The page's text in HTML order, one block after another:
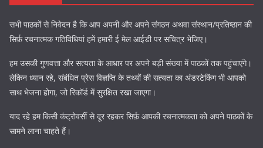
सभी पाठकों से निवेदन है कि आप अपनी और अपने संगठन अथवा संस्थान/प्रतिष्ठान की
सिर्फ़ रचनात्मक गतिविधियां हमें हमारी ई मेल आईडी पर सचित्र भेजिए।
हम उसकी गुणवत्ता और सत्यता के आधार पर अपने बड़ी संख्या में पाठकों तक पहुंचाएंगे।
लेकिन ध्यान रहे, संबंधित प्रेस विज्ञप्ति के तथ्यों की सत्यता का अंडरटेकिंग भी आपको
साथ भेजना होगा, जो रिकॉर्ड में सुरक्षित रखा जाएगा।
याद रहे हम किसी कंट्रोवर्सी से दूर रहकर सिर्फ़ आपकी रचनात्मकता को अपने पाठकों के
सामने लाना चाहते हैं।